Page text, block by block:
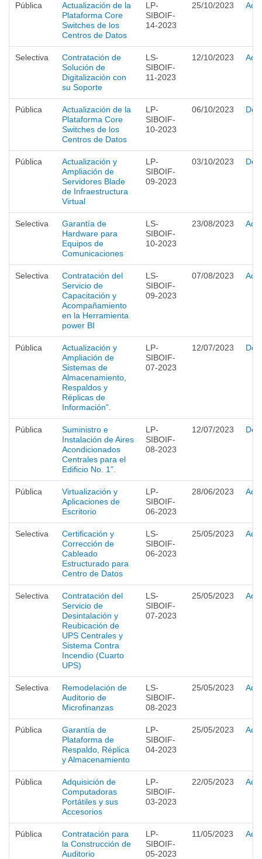
Pública
Actualización de la
Plataforma Core
Switches de los
Centros de Datos
LP-
SIBOIF-
14-2023
25/10/2023
Selectiva
Contratación de
Solución de
Digitalización con
su Soporte
LS-
SIBOIF-
11-2023
12/10/2023
Pública
Actualización de la
Plataforma Core
Switches de los
Centros de Datos
LP-
SIBOIF-
10-2023
06/10/2023
Pública
Actualización y
Ampliación de
Servidores Blade
de Infraestructura
Virtual
LP-
SIBOIF-
09-2023
03/10/2023
Selectiva
Garantía de
Hardware para
Equipos de
Comunicaciones
LS-
SIBOIF-
10-2023
23/08/2023
Selectiva
Contratación del
Servicio de
Capacitación y
Acompañamiento
en la Herramienta
power BI
LS-
SIBOIF-
09-2023
07/08/2023
Pública
Actualización y
Ampliación de
Sistemas de
Almacenamiento,
Respaldos y
Réplicas de
Información”.
LP-
SIBOIF-
07-2023
12/07/2023
Pública
Suministro e
Instalación de Aires
Acondicionados
Centrales para el
Edificio No. 1”.
LP-
SIBOIF-
08-2023
12/07/2023
Pública
Virtualización y
Aplicaciones de
Escritorio
LP-
SIBOIF-
06-2023
28/06/2023
Selectiva
Certificación y
Corrección de
Cableado
Estructurado para
Centro de Datos
LS-
SIBOIF-
06-2023
25/05/2023
Selectiva
Contratación del
Servicio de
Desintalación y
Reubicación de
UPS Centrales y
Sistema Contra
Incendio (Cuarto
UPS)
LS-
SIBOIF-
07-2023
25/05/2023
Selectiva
Remodelación de
Auditorio de
Microfinanzas
LS-
SIBOIF-
08-2023
25/05/2023
Pública
Garantía de
Plataforma de
Respaldo, Réplica
y Almacenamiento
LP-
SIBOIF-
04-2023
25/05/2023
Pública
Adquisición de
Computadoras
Portátiles y sus
Accesorios
LP-
SIBOIF-
03-2023
22/05/2023
Pública
Contratación para
la Construcción de
Auditorio
LP-
SIBOIF-
05-2023
11/05/2023